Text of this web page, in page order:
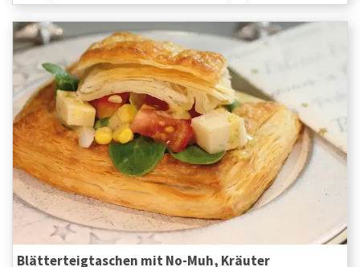
Blätterteigtaschen mit No-Muh, Kräuter